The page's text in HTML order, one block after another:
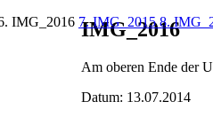
IMG_2016
Am oberen Ende der
Datum: 13.07.2014
IMG_2016 7. IMG_20158.